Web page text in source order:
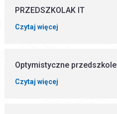
PRZEDSZKOLAK IT
Czytaj więcej
Optymistyczne przedszkole
Czytaj więcej